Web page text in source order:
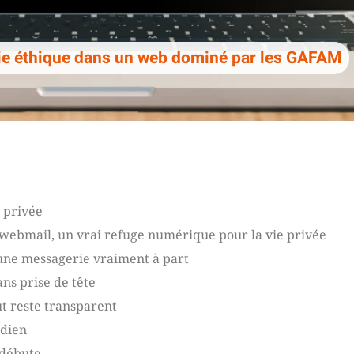
éthique dans un web dominé par les GAFAM
privée
un vrai refuge numérique pour la vie privée
messagerie vraiment à part
prise de tête
reste transparent